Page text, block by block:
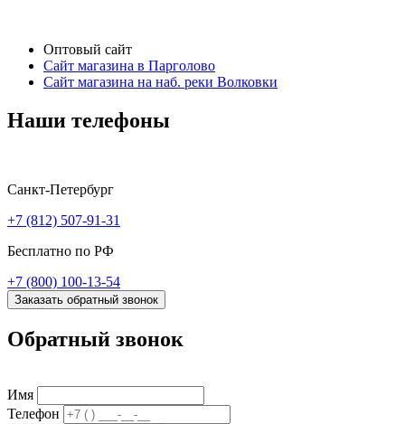
Оптовый сайт
Сайт магазина в Парголово
Сайт магазина на наб. реки Волковки
Наши телефоны
Санкт-Петербург
+7 (812) 507-91-31
Бесплатно по РФ
+7 (800) 100-13-54
Заказать обратный звонок
Обратный звонок
Имя
Телефон